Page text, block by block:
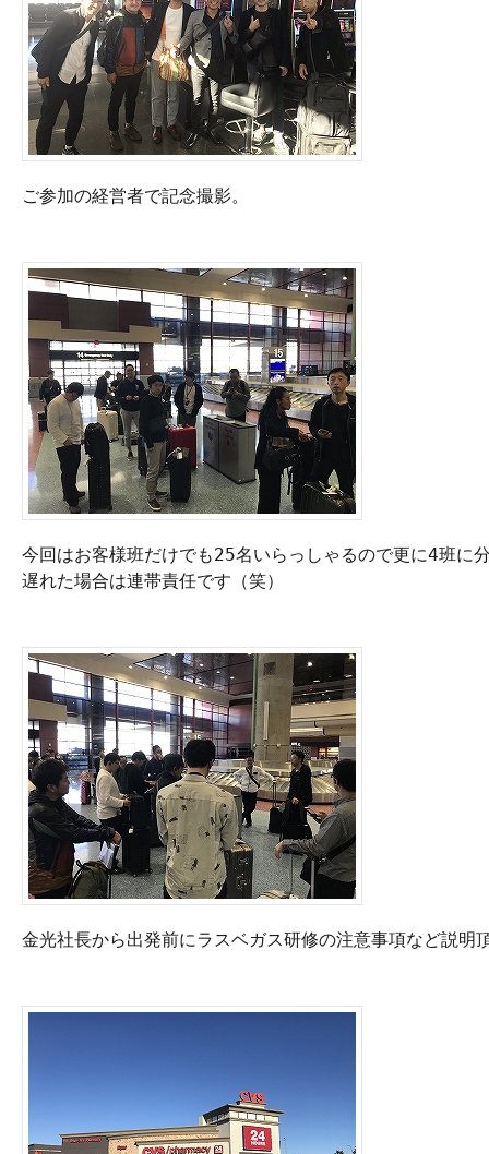
ご参加の経営者で記念撮影。
今回はお客様班だけでも25名いらっしゃるので更に4班に
遅れた場合は連帯責任です（笑）
金光社長から出発前にラスベガス研修の注意事項など説明